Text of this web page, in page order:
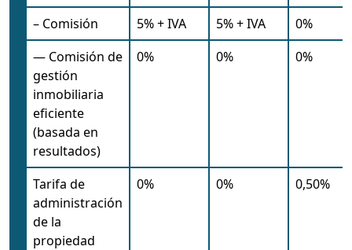
– Comisión 5% + IVA 5% + IVA
0%
— Comisión de
gestión
inmobiliaria
eficiente
(basada en
resultados)
0% 0% 0%
Tarifa de
administración
de la
propiedad
0% 0% 0,50%